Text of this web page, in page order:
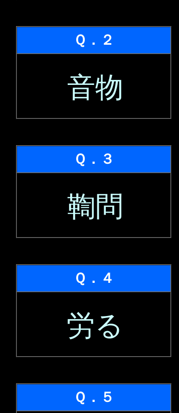
Ｑ．２
音物
Ｑ．３
鞫問
Ｑ．４
労る
Ｑ．５